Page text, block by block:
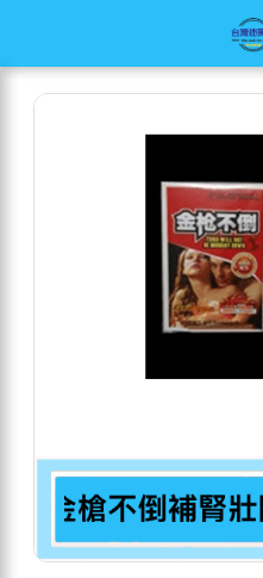
金